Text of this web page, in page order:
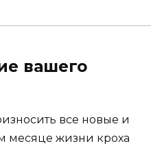
вашего
все новые и
месяце жизни кроха